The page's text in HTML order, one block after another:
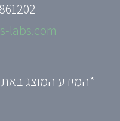
labs.com
*המידע המוצג